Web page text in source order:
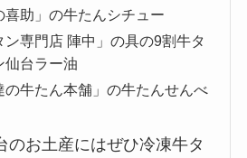
助」の牛たんシチュー
専門店 陣中」の具の9割牛タ
仙台ラー油
牛たん本舗」の牛たんせんべ
のお土産にはぜひ冷凍牛タ